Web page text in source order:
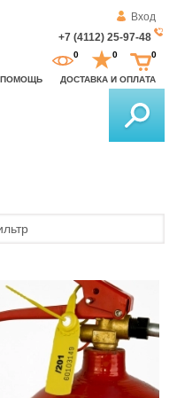
Вход
+7 (4112) 25-97-48
ПОМОЩЬ ДОСТАВКА И ОПЛАТА
0 0 0